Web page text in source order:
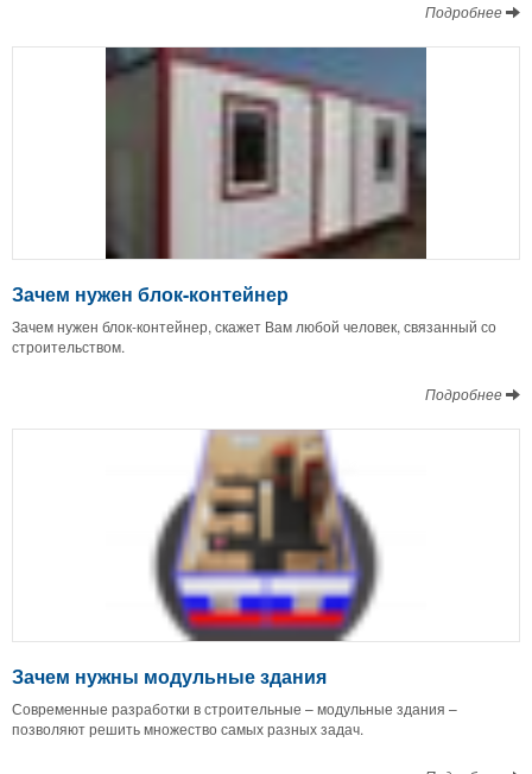
Подробнее
Зачем нужен блок-контейнер
Зачем нужен блок-контейнер, скажет Вам любой человек, связанный со
строительством.
Подробнее
Зачем нужны модульные здания
Современные разработки в строительные – модульные здания –
позволяют решить множество самых разных задач.